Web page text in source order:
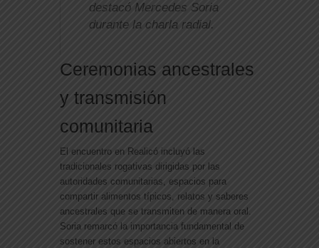
destacó Mercedes Soria
durante la charla radial.
Ceremonias ancestrales
y transmisión
comunitaria
El encuentro en Realicó incluyó las
tradicionales rogativas dirigidas por las
autoridades comunitarias, espacios para
compartir alimentos típicos, relatos y saberes
ancestrales que se transmiten de manera oral.
Soria remarcó la importancia fundamental de
sostener estos espacios abiertos en la